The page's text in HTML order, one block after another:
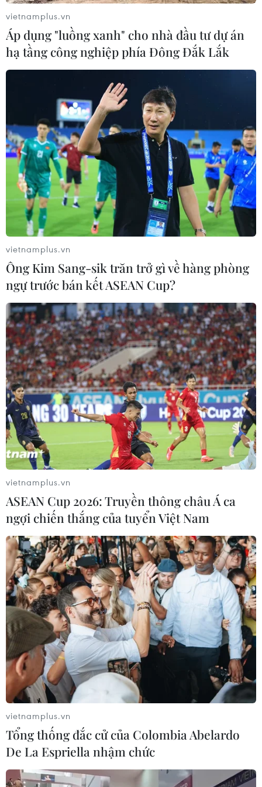
#ASEAN
#ứng phó các tình huống y tế khẩn cấp
#Hội nghị tham vấn chung ASEAN
#Cổng Thông tin điện tử ASEAN
#Chứng thực chứng nhận Vaccine
#mua vaccine
TIN LIÊN QUAN
Singapore và Malaysia mở cửa đường biên
đi lại không cần xét nghiệm
24/03/2022 10:06
Kể từ ngày 1/4, Singapore và Malaysia sẽ cho phép
những người đã tiêm đủ vaccine và trẻ em dưới 12 tuổi
của hai bên nhập cảnh bình thường mà không cần xét
nghiệm hay cách ly.
vietnamplus.vn
Áp dụng "luồng xanh" cho nhà đầu tư dự án
hạ tầng công nghiệp phía Đông Đắk Lắk
vietnamplus.vn
Ông Kim Sang-sik trăn trở gì về hàng phòng
ngự trước bán kết ASEAN Cup?
vietnamplus.vn
ASEAN Cup 2026: Truyền thông châu Á ca
ngợi chiến thắng của tuyển Việt Nam
vietnamplus.vn
Tổng thống đắc cử của Colombia Abelardo
De La Espriella nhậm chức